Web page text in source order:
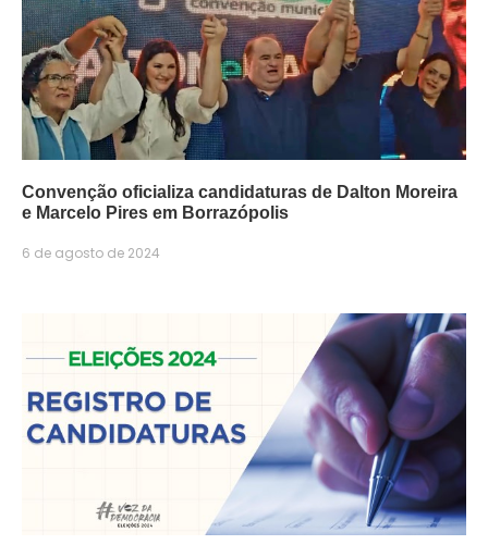
Convenção oficializa candidaturas de Dalton Moreira
e Marcelo Pires em Borrazópolis
6 de agosto de 2024